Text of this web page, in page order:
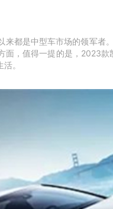
来都是中型车市场的领军
，值得一提的是，2023
。